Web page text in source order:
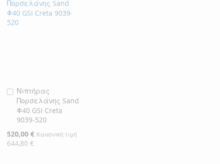
Νιπτήρας
Πορσελάνης Sand
Φ40 GSI Creta
9039-520
Ειδική
Τιμή
520,00 € Κανονική τιμή
644,80 €
Προσθήκη
στο
Καλάθι